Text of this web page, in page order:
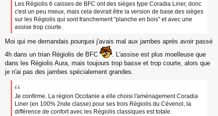
n
o
l
u
Les Régiolis 6 caisses de BFC ont des sièges type Coradia Liner, donc
c'est un peu mieux, mais cela devrait être la version de base des sièges
sur les Régiolis qui sont franchement "planche en bois" et avec une
assise trop courte.
Moi qui me demandais pourquoi j'avais mal aux jambes après avoir passé
4h dans un trian Régiolis de BFC
. L'assise est plus moelleuse que
dans les Régiolis Aura, mais toujours trop basse et trop courte, alors que
je n'ai pas des jambes spécialement grandes.
Je confirme. La région Occitanie a elle choisi l'aménagement Coradia
Liner (en 100% 2nde classe) pour ses trois Régiolis du Cévenol, la
différence de confort avec les Régiolis classiques est totale.